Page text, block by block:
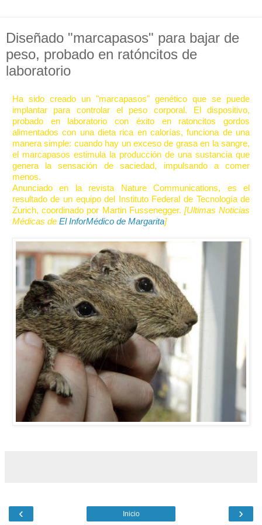
Diseñado "marcapasos" para bajar de
peso, probado en ratóncitos de
laboratorio
Ha sido creado un "marcapasos" genético que se puede
implantar para controlar el peso corporal. El dispositivo,
probado en laboratorio con éxito en ratoncitos gordos
alimentados con una dieta rica en calorías, funciona de una
manera simple: cuando hay un exceso de grasa en la sangre,
el marcapasos estimula la producción de una sustancia que
genera la sensación de saciedad, impulsando a comer
menos.
Anunciado en la revista Nature Communications, es el
resultado de un equipo del Instituto Federal de Tecnología de
Zurich, coordinado por Martin Fussenegger.[Ultimas Noticias
Médicas de El InforMédico de Margarita]
‹ ›
Inicio